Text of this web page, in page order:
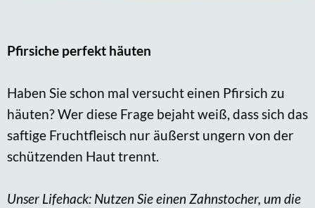
Pfirsiche perfekt häuten
Haben Sie schon mal versucht einen Pfirsich zu
häuten? Wer diese Frage bejaht weiß, dass sich das
saftige Fruchtfleisch nur äußerst ungern von der
schützenden Haut trennt.
Unser Lifehack: Nutzen Sie einen Zahnstocher, um die